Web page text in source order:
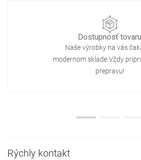
Dostupnosť tovaru
Naše výrobky na vás
modernom sklade.Vždy
prepravu!
Rýchly kontakt